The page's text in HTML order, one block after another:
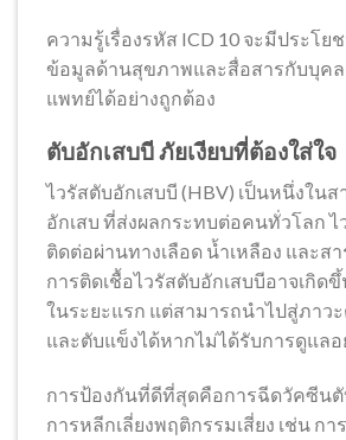
ความรู้เรื่องรหัส ICD 10 จะมีประโย
ข้อมูลด้านสุขภาพและสื่อสารกับบุคล
แพทย์ได้อย่างถูกต้อง
ตับอักเสบบี ภัยเงียบที่ต้องใส่ใจ
ไวรัสตับอักเสบบี (HBV) เป็นหนึ่งใน
อักเสบ ที่ส่งผลกระทบต่อคนทั่วโลก
ติดต่อผ่านทางเลือด น้ำเหลือง และส
การติดเชื้อไวรัสตับอักเสบบีอาจเกิด
ในระยะแรก แต่สามารถนำไปสู่ภาวะ
และตับแข็งได้หากไม่ได้รับการดูแลอ
การป้องกันที่ดีที่สุดคือการฉีดวัคซีนตั
การหลีกเลี่ยงพฤติกรรมเสี่ยง เช่น ก